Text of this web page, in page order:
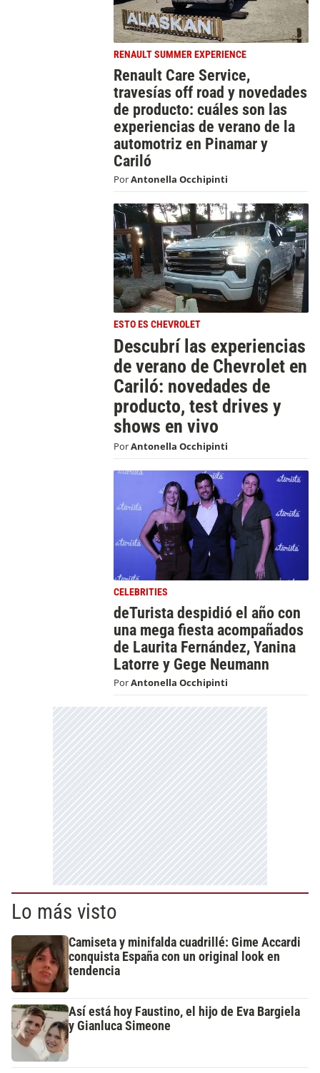
RENAULT SUMMER EXPERIENCE
Renault Care Service,
travesías off road y novedades
de producto: cuáles son las
experiencias de verano de la
automotriz en Pinamar y
Cariló
PorAntonella Occhipinti
ESTO ES CHEVROLET
Descubrí las experiencias
de verano de Chevrolet en
Cariló: novedades de
producto, test drives y
shows en vivo
PorAntonella Occhipinti
CELEBRITIES
deTurista despidió el año con
una mega fiesta acompañados
de Laurita Fernández, Yanina
Latorre y Gege Neumann
PorAntonella Occhipinti
Lo más visto
Camiseta y minifalda cuadrillé: Gime Accardi
conquista España con un original look en
tendencia
Así está hoy Faustino, el hijo de Eva Bargiela
y Gianluca Simeone